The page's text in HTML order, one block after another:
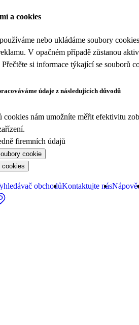
a cookies
nebo ukládáme soubory
V opačném případě zůstanou
si informace týkající se souborů
údaje z následujících důvodů
cookies nám umožníte měřit efektivitu
firemních údajů
cookie
cookies
obchodůKontaktujte nás